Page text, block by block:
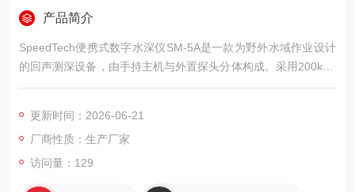
产品简介
SpeedTech便携式数字水深仪SM-5A是一款为野外水域作业设计
的回声测深设备，由手持主机与外置探头分体构成。采用200kHz
声波频率，可测0.7至79米水深，读数精度0.1米，整机防水50
渔场探查及浅水数据采集。
更新时间：2026-06-21
厂商性质：生产厂家
访问量：129